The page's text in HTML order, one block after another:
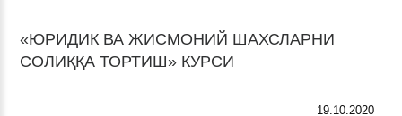
«ЮРИДИК ВА ЖИСМОНИЙ ШАХСЛАРНИ
СОЛИҚҚА ТОРТИШ» КУРСИ
19.10.2020